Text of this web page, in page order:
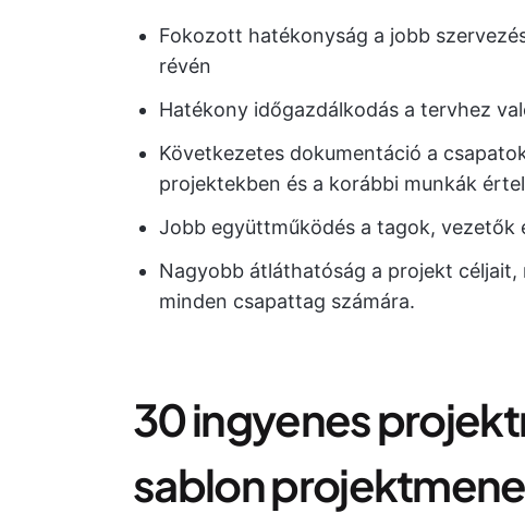
Fokozott hatékonyság a jobb
révén
Hatékony időgazdálkodás a tervhez
Következetes dokumentáció a
projektekben és a korábbi munkák
Jobb együttműködés a tagok, vezetők
Nagyobb átláthatóság a projekt
minden csapattag számára.
30 ingyenes
sablon